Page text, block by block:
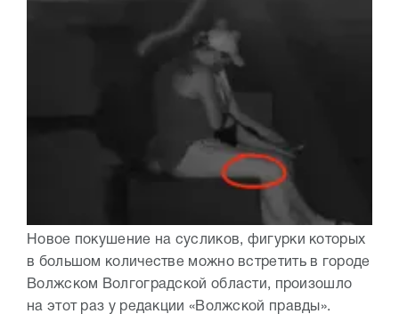
Новое покушение на сусликов, фигурки которых
в большом количестве можно встретить в городе
Волжском Волгоградской области, произошло
на этот раз у редакции «Волжской правды».